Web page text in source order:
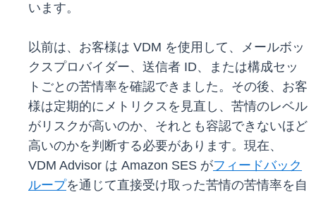
います。
以前は、お客様は VDM を使用して、メールボッ
クスプロバイダー、送信者 ID、または構成セッ
トごとの苦情率を確認できました。その後、お客
様は定期的にメトリクスを見直し、苦情のレベル
がリスクが高いのか、それとも容認できないほど
高いのかを判断する必要があります。現在、
VDM Advisor は Amazon SES がフィードバック
ループを通じて直接受け取った苦情の苦情率を自